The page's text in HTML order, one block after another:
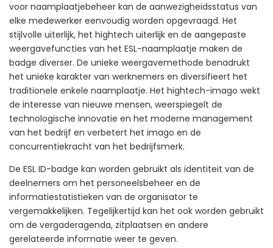
voor naamplaatjebeheer kan de aanwezigheidsstatus van
elke medewerker eenvoudig worden opgevraagd. Het
stijlvolle uiterlijk, het hightech uiterlijk en de aangepaste
weergavefuncties van het ESL-naamplaatje maken de
badge diverser. De unieke weergavemethode benadrukt
het unieke karakter van werknemers en diversifieert het
traditionele enkele naamplaatje. Het hightech-imago wekt
de interesse van nieuwe mensen, weerspiegelt de
technologische innovatie en het moderne management
van het bedrijf en verbetert het imago en de
concurrentiekracht van het bedrijfsmerk.
De ESL ID-badge kan worden gebruikt als identiteit van de
deelnemers om het personeelsbeheer en de
informatiestatistieken van de organisator te
vergemakkelijken. Tegelijkertijd kan het ook worden gebruikt
om de vergaderagenda, zitplaatsen en andere
gerelateerde informatie weer te geven.